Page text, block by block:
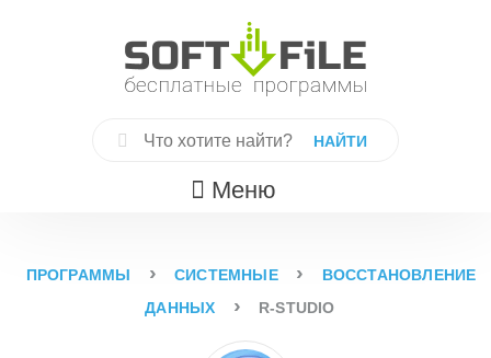
Найти:
Меню
ПРОГРАММЫ › СИСТЕМНЫЕ ›
ВОССТАНОВЛЕНИЕ
ДАННЫХ
› R-STUDIO